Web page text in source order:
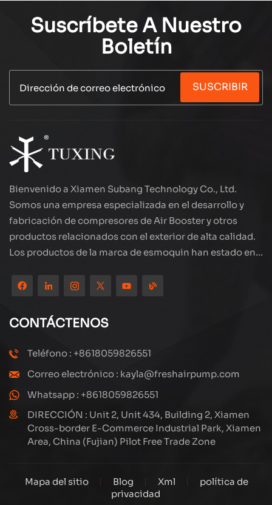
Suscríbete A Nuestro
Boletín
SUSCRIBIR
Bienvenido a Xiamen Subang Technology Co., Ltd.
Somos una empresa especializada en el desarrollo y
fabricación de compresores de Air Booster y otros
productos relacionados con el exterior de alta calidad.
Los productos de la marca de esmoquin han estado en
ubicada en el hermoso paisaje de la ciudad costera:
Xiamen, nuestros productos se exportan a más de 80
países y regiones, con una excelente calidad ha ganado
una amplia reputación internacional. Subang
Technology tiene un equipo de ventas profesional y un
estamos explorando y estudiando cómo actualizar
continuamente nuestros productos a través de la
innovación para satisfacer las crecientes necesidades
de los clientes. El enfoque central de la compañía en la
producción y fabricación de compresores de alta
productos. Cada producto que producimos, incluidas
CONTÁCTENOS
Teléfono : +8618059826551
Correo electrónico : kayla@freshairpump.com
Whatsapp : +8618059826551
DIRECCIÓN : Unit 2, Unit 434, Building 2, Xiamen
Cross-border E-Commerce Industrial Park, Xiamen
Area, China (Fujian) Pilot Free Trade Zone
Mapa del sitio Blog Xml
política de
privacidad